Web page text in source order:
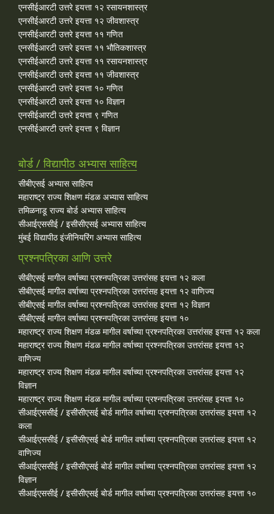
एनसीईआरटी उत्तरे इयत्ता १२ रसायनशास्त्र
एनसीईआरटी उत्तरे इयत्ता १२ जीवशास्त्र
एनसीईआरटी उत्तरे इयत्ता ११ गणित
एनसीईआरटी उत्तरे इयत्ता ११ भौतिकशास्त्र
एनसीईआरटी उत्तरे इयत्ता ११ रसायनशास्त्र
एनसीईआरटी उत्तरे इयत्ता ११ जीवशास्त्र
एनसीईआरटी उत्तरे इयत्ता १० गणित
एनसीईआरटी उत्तरे इयत्ता १० विज्ञान
एनसीईआरटी उत्तरे इयत्ता ९ गणित
एनसीईआरटी उत्तरे इयत्ता ९ विज्ञान
बोर्ड / विद्यापीठ अभ्यास साहित्य
सीबीएसई अभ्यास साहित्य
महाराष्ट्र राज्य शिक्षण मंडळ अभ्यास साहित्य
तमिळनाडू राज्य बोर्ड अभ्यास साहित्य
सीआईएससीई / इसीसीएसई अभ्यास साहित्य
मुंबई विद्यापीठ इंजीनियरिंग अभ्यास साहित्य
प्रश्नपत्रिका आणि उत्तरे
सीबीएसई मागील वर्षाच्या प्रश्‍नपत्रिका उत्तरांसह इयत्ता १२ कला
सीबीएसई मागील वर्षाच्या प्रश्‍नपत्रिका उत्तरांसह इयत्ता १२ वाणिज्य
सीबीएसई मागील वर्षाच्या प्रश्‍नपत्रिका उत्तरांसह इयत्ता १२ विज्ञान
सीबीएसई मागील वर्षाच्या प्रश्‍नपत्रिका उत्तरांसह इयत्ता १०
महाराष्ट्र राज्य शिक्षण मंडळ मागील वर्षाच्या प्रश्‍नपत्रिका उत्तरांसह इयत्ता १२ कला
महाराष्ट्र राज्य शिक्षण मंडळ मागील वर्षाच्या प्रश्‍नपत्रिका उत्तरांसह इयत्ता १२
वाणिज्य
महाराष्ट्र राज्य शिक्षण मंडळ मागील वर्षाच्या प्रश्‍नपत्रिका उत्तरांसह इयत्ता १२
विज्ञान
महाराष्ट्र राज्य शिक्षण मंडळ मागील वर्षाच्या प्रश्‍नपत्रिका उत्तरांसह इयत्ता १०
सीआईएससीई / इसीसीएसई बोर्ड मागील वर्षाच्या प्रश्‍नपत्रिका उत्तरांसह इयत्ता १२
कला
सीआईएससीई / इसीसीएसई बोर्ड मागील वर्षाच्या प्रश्‍नपत्रिका उत्तरांसह इयत्ता १२
वाणिज्य
सीआईएससीई / इसीसीएसई बोर्ड मागील वर्षाच्या प्रश्‍नपत्रिका उत्तरांसह इयत्ता १२
विज्ञान
सीआईएससीई / इसीसीएसई बोर्ड मागील वर्षाच्या प्रश्‍नपत्रिका उत्तरांसह इयत्ता १०